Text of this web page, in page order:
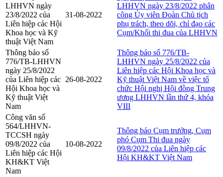
LHHVN ngày
23/8/2022 của
Liên hiệp các Hội
Khoa học và Kỹ
thuật Việt Nam
31-08-2022
LHHVN ngày 23/8/2022 phân
công Ủy viên Đoàn Chủ tịch
phụ trách, theo dõi, chỉ đạo các
Cụm/Khối thi đua của LHHVN
Thông báo số
776/TB-LHHVN
ngày 25/8/2022
của Liên hiệp các
Hội Khoa học và
Kỹ thuật Việt
Nam
26-08-2022
Thông báo số 776/TB-
LHHVN ngày 25/8/2022 của
Liên hiệp các Hội Khoa học và
Kỹ thuật Việt Nam về việc tổ
chức Hội nghị Hội đồng Trung
ương LHHVN lần thứ 4, khóa
VIII
Công văn số
564/LHHVN-
TCCSH ngày
09/8/2022 của
Liên hiệp các Hội
KH&KT Việt
Nam
10-08-2022
Thông báo Cụm trưởng, Cụm
phó Cụm Thi đua ngày
09/8/2022 của Liên hiệp các
Hội KH&KT Việt Nam